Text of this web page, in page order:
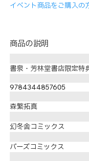
イベント商品をご購入の
商品の説明
書泉・芳林堂書店限定
9784344857605
森繁拓真
幻冬舎コミックス
バーズコミックス